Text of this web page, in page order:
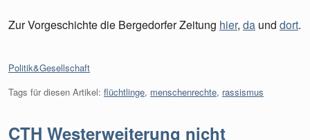
Zur Vorgeschichte die Bergedorfer Zeitung hier, da und dort.
Kategorien:
Politik&Gesellschaft
Tags für diesen Artikel: flüchtlinge, menschenrechte, rassismus
CTH Westerweiterung nicht